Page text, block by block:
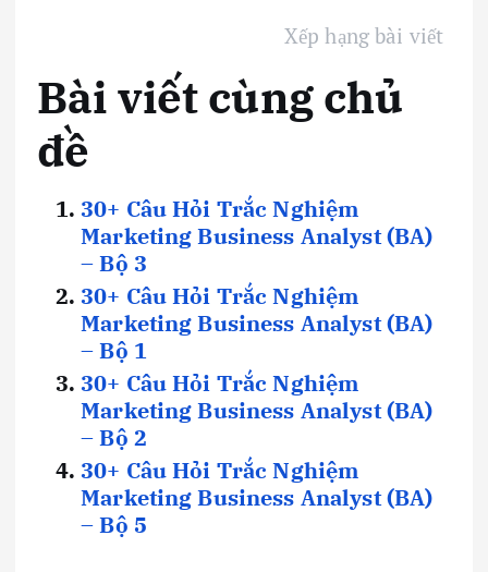
Xếp hạng bài viết
Bài viết cùng chủ
đề
30+ Câu Hỏi Trắc Nghiệm
Marketing Business Analyst (BA)
– Bộ 3
30+ Câu Hỏi Trắc Nghiệm
Marketing Business Analyst (BA)
– Bộ 1
30+ Câu Hỏi Trắc Nghiệm
Marketing Business Analyst (BA)
– Bộ 2
30+ Câu Hỏi Trắc Nghiệm
Marketing Business Analyst (BA)
– Bộ 5